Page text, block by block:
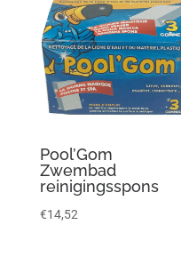
Pool’Gom
Zwembad
reinigingsspons
€14,52